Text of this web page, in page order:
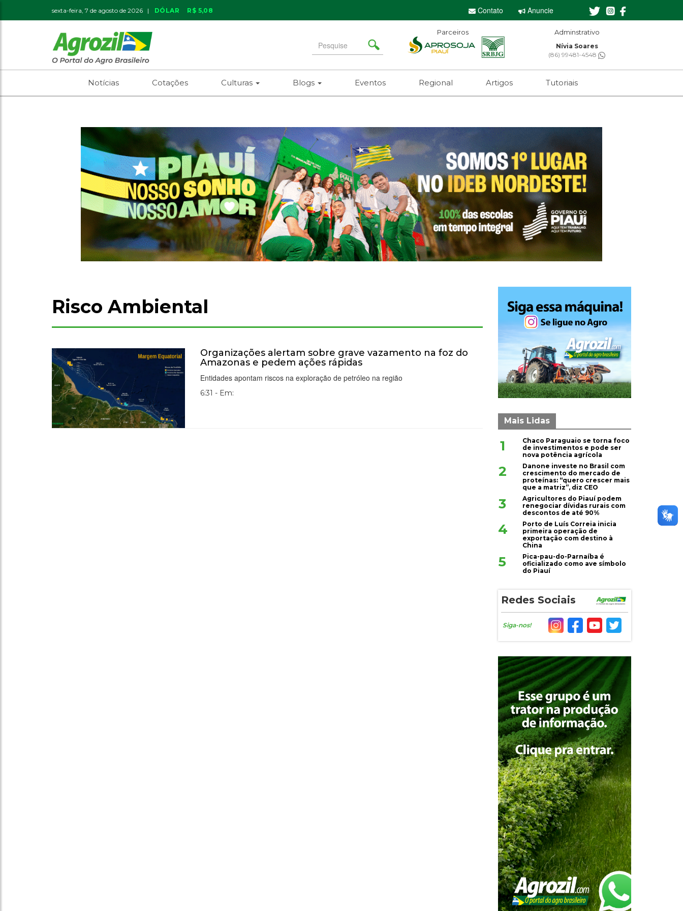
sexta-feira, 7 de agosto de 2026 | DÓLAR R$ 5,08 Contato Anuncie
Search
for
Parceiros Adminstrativo
Nívia Soares
(86) 99481-4548
Notícias Cotações Culturas Blogs Eventos Regional Artigos Tutoriais
Risco Ambiental
Organizações alertam sobre grave vazamento na foz do
Amazonas e pedem ações rápidas
Entidades apontam riscos na exploração de petróleo na região
6:31 - Em:
Mais Lidas
1
Chaco Paraguaio se torna foco
de investimentos e pode ser
nova potência agrícola
2
Danone investe no Brasil com
crescimento do mercado de
proteínas: “quero crescer mais
que a matriz”, diz CEO
3
Agricultores do Piauí podem
renegociar dívidas rurais com
descontos de até 90%
4
Porto de Luís Correia inicia
primeira operação de
exportação com destino à
China
5
Pica-pau-do-Parnaíba é
oficializado como ave símbolo
do Piauí
Redes Sociais
Siga-nos!